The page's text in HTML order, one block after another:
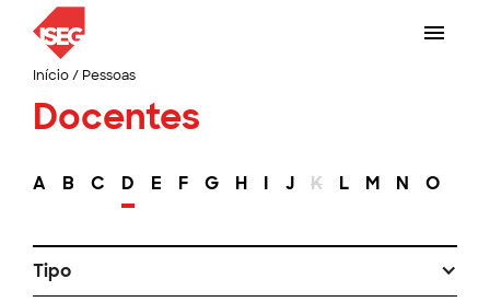
Início/ Pessoas
Docentes
A B C D E F G H I J K L M N O
Tipo